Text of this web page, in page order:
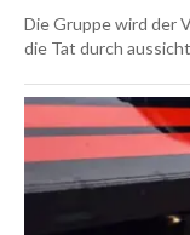
Die Gruppe wird der
die Tat durch